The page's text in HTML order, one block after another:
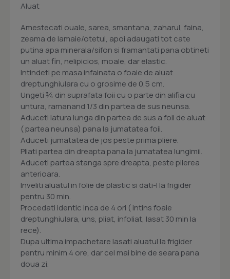
Aluat
Amestecati ouale, sarea, smantana, zaharul, faina,
zeama de lamaie/otetul, apoi adaugati tot cate
putina apa minerala/sifon si framantati pana obtineti
un aluat fin, nelipicios, moale, dar elastic.
Intindeti pe masa infainata o foaie de aluat
dreptunghiulara cu o grosime de 0,5 cm.
Ungeti ¾ din suprafata foii cu o parte din alifia cu
untura, ramanand 1/3 din partea de sus neunsa.
Aduceti latura lunga din partea de sus a foii de aluat
( partea neunsa) pana la jumatatea foii.
Aduceti jumatatea de jos peste prima pliere.
Pliati partea din dreapta pana la jumatatea lungimii.
Aduceti partea stanga spre dreapta, peste plierea
anterioara.
Inveliti aluatul in folie de plastic si dati-l la frigider
pentru 30 min.
Procedati identic inca de 4 ori ( intins foaie
dreptunghiulara, uns, pliat, infoliat, lasat 30 min la
rece).
Dupa ultima impachetare lasati aluatul la frigider
pentru minim 4 ore, dar cel mai bine de seara pana
doua zi.